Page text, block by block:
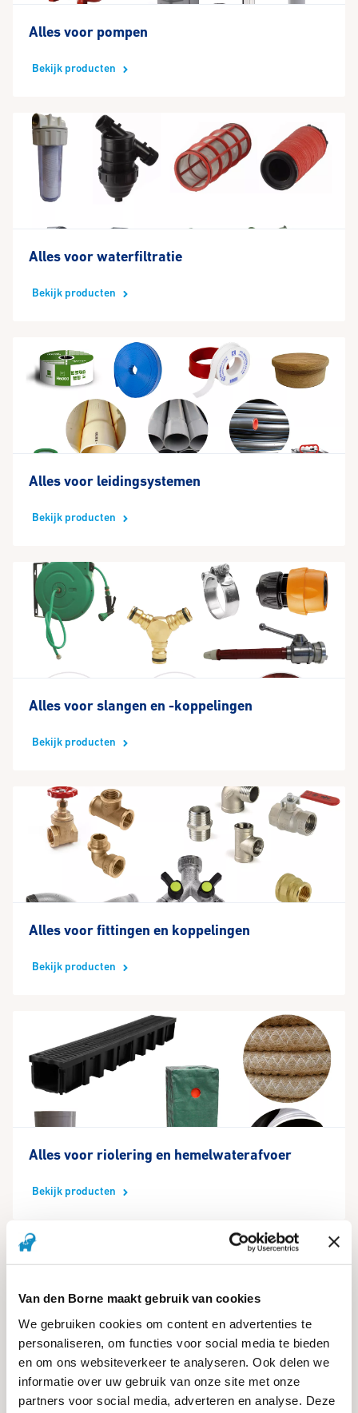
Van den Borne maakt gebruik van cookies
We gebruiken cookies om content en advertenties te
personaliseren, om functies voor social media te bieden
en om ons websiteverkeer te analyseren. Ook delen we
informatie over uw gebruik van onze site met onze
partners voor social media, adverteren en analyse. Deze
Alles voor pompen
Bekijk producten
Alles voor waterfiltratie
Bekijk producten
Alles voor leidingsystemen
Bekijk producten
Alles voor slangen en -koppelingen
Bekijk producten
Alles voor fittingen en koppelingen
Bekijk producten
Alles voor riolering en hemelwaterafvoer
Bekijk producten
Alles voor fonteinen, vijvers en tuinverlichting